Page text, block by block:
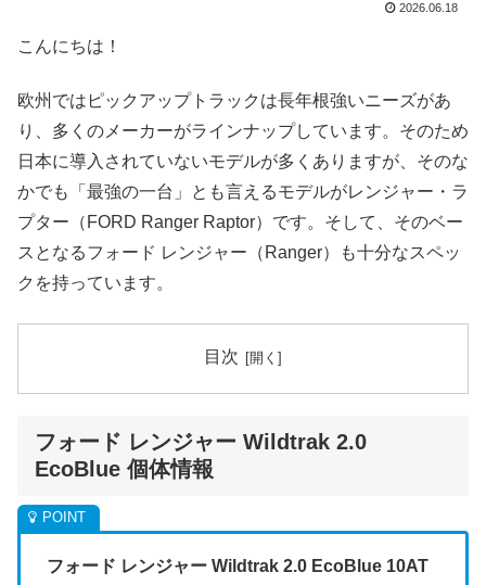
2026.06.18
こんにちは！
欧州ではピックアップトラックは長年根強いニーズがあ
り、多くのメーカーがラインナップしています。そのため
日本に導入されていないモデルが多くありますが、そのな
かでも「最強の一台」とも言えるモデルがレンジャー・ラ
プター（FORD Ranger Raptor）です。そして、そのベー
スとなるフォード レンジャー（Ranger）も十分なスペッ
クを持っています。
目次
フォード レンジャー Wildtrak 2.0
EcoBlue 個体情報
フォード レンジャー Wildtrak 2.0 EcoBlue 10AT